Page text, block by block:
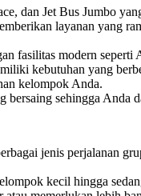
dan Jet Bus Jumbo
layanan yang
fasilitas modern
kebutuhan yang
kelompok Anda.
sehingga Anda
jenis perjalanan
kecil hingga